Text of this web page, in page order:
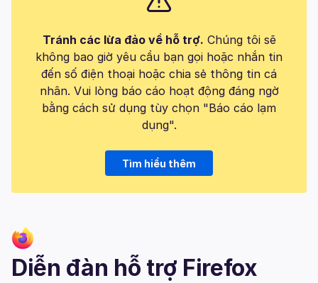
Tránh các lừa đảo về hỗ trợ. Chúng tôi sẽ
không bao giờ yêu cầu bạn gọi hoặc nhắn tin
đến số điện thoại hoặc chia sẻ thông tin cá
nhân. Vui lòng báo cáo hoạt động đáng ngờ
bằng cách sử dụng tùy chọn "Báo cáo lạm
dụng".
Tìm hiểu thêm
Diễn đàn hỗ trợ Firefox